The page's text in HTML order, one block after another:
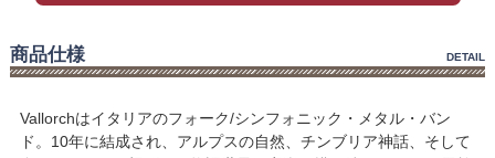
商品仕様 DETAIL
Vallorchはイタリアのフォーク/シンフォニック・メタル・バン
ド。10年に結成され、アルプスの自然、チンブリア神話、そして